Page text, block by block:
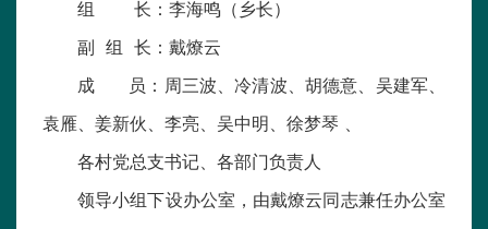
组 长：李海鸣（乡长）
副 组 长：戴燎云
成 员：周三波、冷清波、胡德意、吴建军、
袁雁、姜新伙、李亮、吴中明、徐梦琴 、
各村党总支书记、各部门负责人
领导小组下设办公室，由戴燎云同志兼任办公室